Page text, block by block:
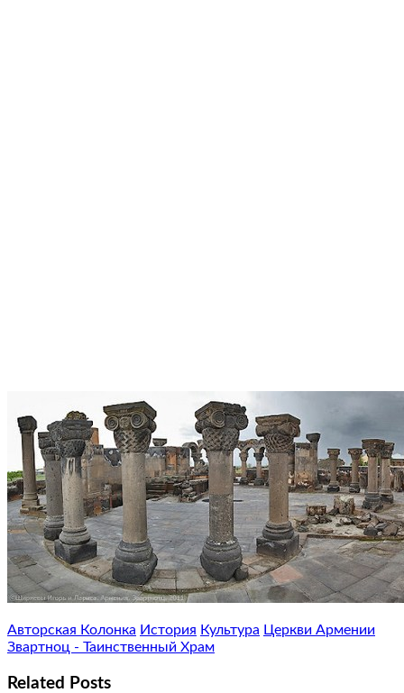
Авторская Колонка История Культура Церкви Армении
Звартноц - Таинственный Храм
Related Posts